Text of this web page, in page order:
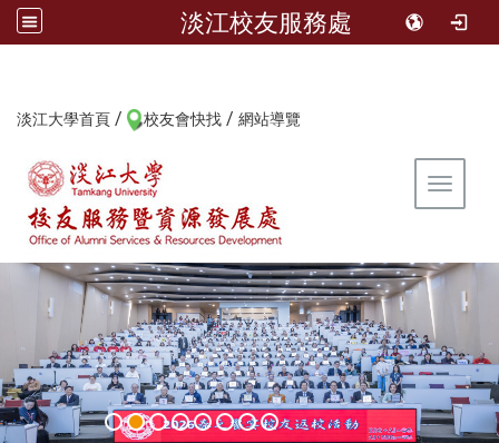
淡江校友服務處
淡江大學首頁 / 校友會快找 / 網站導覽
Toggle